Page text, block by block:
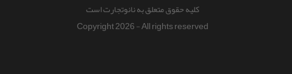
کلیه حقوق متعلق به نانوتجارت است
Copyright 2026 - All rights reserved